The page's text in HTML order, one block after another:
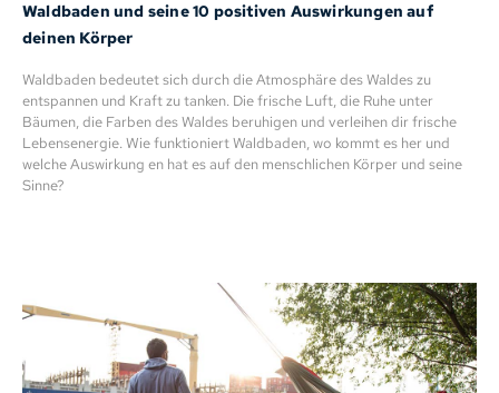
Waldbaden und seine 10 positiven Auswirkungen auf
deinen Körper
Waldbaden bedeutet sich durch die Atmosphäre des Waldes zu
entspannen und Kraft zu tanken. Die frische Luft, die Ruhe unter
Bäumen, die Farben des Waldes beruhigen und verleihen dir frische
Lebensenergie. Wie funktioniert Waldbaden, wo kommt es her und
welche Auswirkung en hat es auf den menschlichen Körper und seine
Sinne?